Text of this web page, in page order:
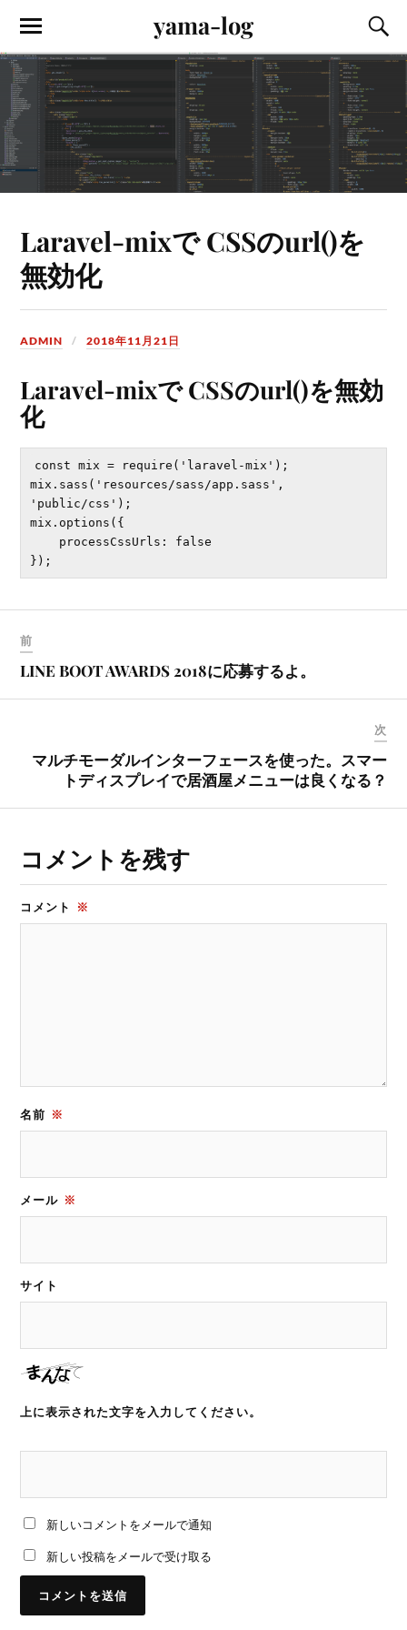
yama-log
Laravel-mixで CSSのurl()を
無効化
ADMIN 2018年11月21日
Laravel-mixで CSSのurl()を無効
化
const mix = require('laravel-mix');
mix.sass('resources/sass/app.sass',
'public/css');
mix.options({
前
LINE BOOT AWARDS 2018に応募するよ。
次
マルチモーダルインターフェースを使った。スマー
トディスプレイで居酒屋メニューは良くなる？
コメントを残す
コメント ※
名前 ※
メール ※
サイト
上に表示された文字を入力してください。
新しいコメントをメールで通知
新しい投稿をメールで受け取る